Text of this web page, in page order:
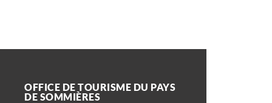
OFFICE DE TOURISME DU PAYS
DE SOMMIÈRES